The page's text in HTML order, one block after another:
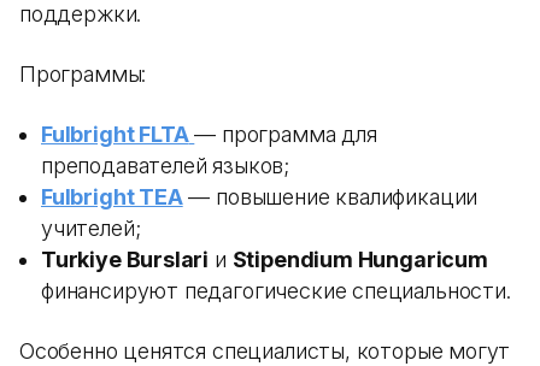
поддержки.
Программы:
Fulbright FLTA — программа для
преподавателей языков;
Fulbright TEA— повышение квалификации
учителей;
Turkiye Burslari и Stipendium Hungaricum
финансируют педагогические специальности.
Особенно ценятся специалисты, которые могут